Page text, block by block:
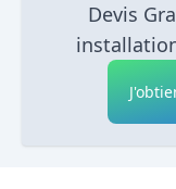
Devis